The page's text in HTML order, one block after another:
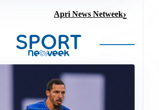
Apri News Netweek